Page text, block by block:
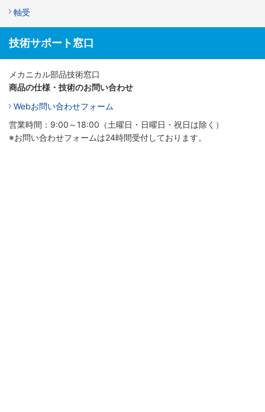
軸受
技術サポート窓口
メカニカル部品技術窓口
商品の仕様・技術のお問い合わせ
Webお問い合わせフォーム
営業時間：9:00～18:00（土曜日・日曜日・祝日は除く）
※お問い合わせフォームは24時間受付しております。